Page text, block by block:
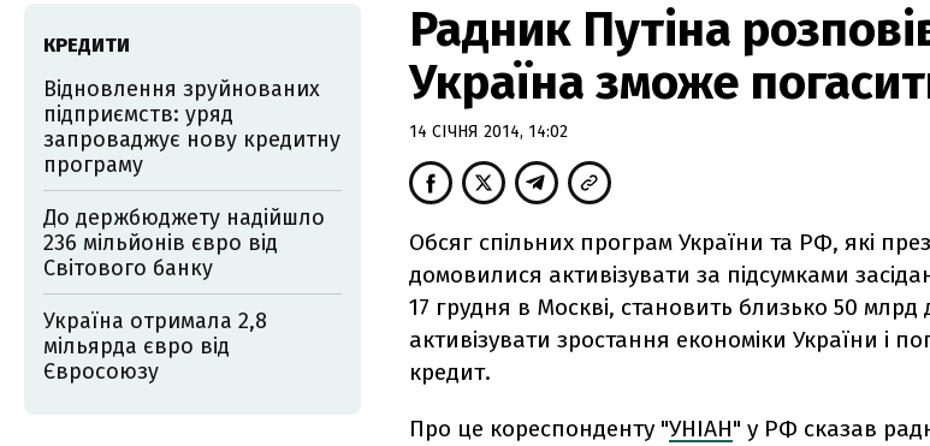
Радник Путіна
Україна зможе
14 СІЧНЯ 2014, 14:02
Обсяг спільних програм України та РФ, які
домовилися активізувати за підсумками
17 грудня в Москві, становить близько 50
активізувати зростання економіки України і
кредит.
Про це кореспонденту "УНІАН" у РФ сказав
КРЕДИТИ
Відновлення зруйнованих
підприємств: уряд
запроваджує нову кредитну
програму
До держбюджету надійшло
236 мільйонів євро від
Світового банку
Україна отримала 2,8
мільярда євро від
Євросоюзу